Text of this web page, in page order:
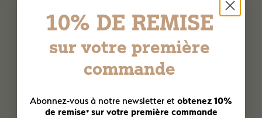
10% DE REMISE
sur votre première
commande
Abonnez-vous à notre newsletter et obtenez 10%
de remise*sur votre première commande